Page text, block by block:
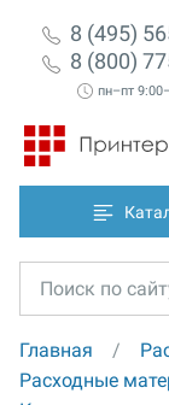
8 (495)
8 (800)
пн–пт
Главная
Расходные